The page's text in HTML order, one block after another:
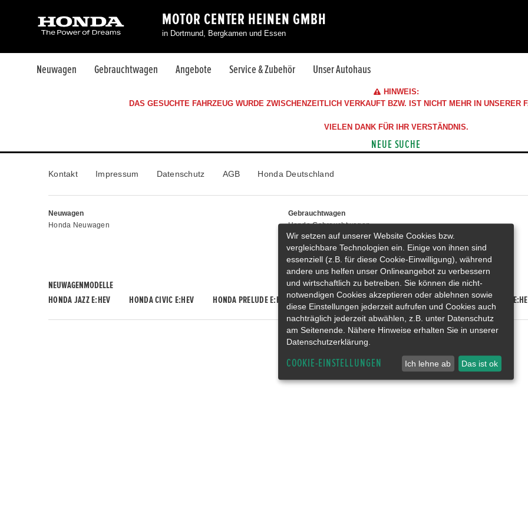
MOTOR CENTER HEINEN GMBH
in Dortmund, Bergkamen und Essen
Neuwagen Gebrauchtwagen Angebote Service & Zubehör Unser Autohaus
HINWEIS:
DAS GESUCHTE FAHRZEUG WURDE ZWISCHENZEITLICH VERKAUFT BZW. IST NICHT MEHR IN UNSERER
VIELEN DANK FÜR IHR VERSTÄNDNIS.
NEUE SUCHE
Kontakt Impressum Datenschutz AGB Honda Deutschland
Neuwagen
Honda Neuwagen
Gebrauchtwagen
Honda Gebrauchtwagen
Honda Vorführwagen
Gesamtbestand
NEUWAGENMODELLE
HONDA JAZZ E:HEV
HONDA CIVIC E:HEV HONDA PRELUDE E:HEV HONDA HR-V E:HEV HONDA ZR-V E:HEV HONDA CR-V
Wir setzen auf unserer Website Cookies bzw.
vergleichbare Technologien ein. Einige von ihnen sind
essenziell (z.B. für diese Cookie-Einwilligung), während
andere uns helfen unser Onlineangebot zu verbessern
und wirtschaftlich zu betreiben. Sie können die nicht-
notwendigen Cookies akzeptieren oder ablehnen sowie
diese Einstellungen jederzeit aufrufen und Cookies auch
nachträglich jederzeit abwählen, z.B. unter Datenschutz
am Seitenende. Nähere Hinweise erhalten Sie in unserer
Datenschutzerklärung.
COOKIE-EINSTELLUNGEN Ich lehne ab Das ist ok